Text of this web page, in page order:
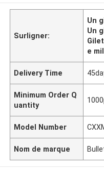
Surligner:
Un
Un
e
Delivery Time
Minimum Order Q
uantity
Model Number
Nom de marque